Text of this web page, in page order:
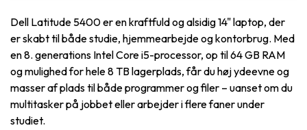
Dell Latitude 5400 er en kraftfuld og alsidig 14" laptop, der
er skabt til både studie, hjemmearbejde og kontorbrug. Med
en 8. generations Intel Core i5-processor, op til 64 GB RAM
og mulighed for hele 8 TB lagerplads, får du høj ydeevne og
masser af plads til både programmer og filer – uanset om du
multitasker på jobbet eller arbejder i flere faner under
studiet.